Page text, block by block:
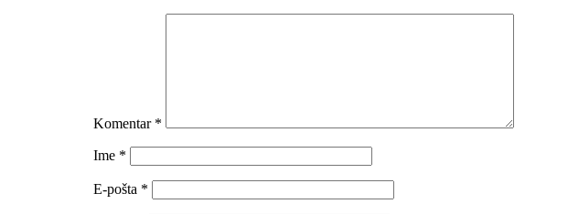
Komentar *
Ime *
E-pošta *